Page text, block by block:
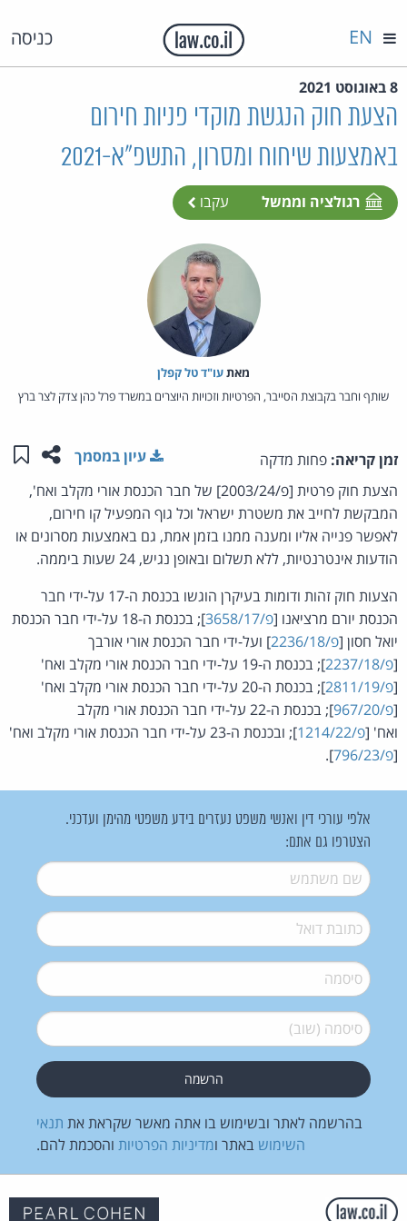
כניסה EN
8 באוגוסט 2021
הצעת חוק הנגשת מוקדי פניות חירום
באמצעות שיחוח ומסרון, התשפ"א-2021
רגולציה וממשל עקבו
מאת‏עו"ד טל קפלן
שותף וחבר בקבוצת הסייבר, הפרטיות וזכויות היוצרים במשרד פרל כהן צדק לצר ברץ
זמן קריאה: פחות מדקה שתפו
עיון במסמך
הצעת חוק פרטית [פ/2003/24] של חבר הכנסת אורי מקלב ואח',
המבקשת לחייב את משטרת ישראל וכל גוף המפעיל קו חירום,
לאפשר פנייה אליו ומענה ממנו בזמן אמת, גם באמצעות מסרונים או
הודעות אינטרנטיות, ללא תשלום ובאופן נגיש, 24 שעות ביממה.
הצעות חוק זהות ודומות בעיקרן הוגשו בכנסת ה-17 על-ידי חבר
הכנסת יורם מרציאנו [פ/3658/17
]; בכנסת ה-18 על-ידי חבר הכנסת
יואל חסון [פ/2236/18
] ועל-ידי חבר הכנסת אורי אורבך
[פ/2237/18
]; בכנסת ה-19 על-ידי חבר הכנסת אורי מקלב ואח'
[פ/2811/19
]; בכנסת ה-20 על-ידי חבר הכנסת אורי מקלב ואח'
[פ/967/20
]; בכנסת ה-22 על-ידי חבר הכנסת אורי מקלב
ואח' [פ/1214/22
]; ובכנסת ה-23 על-ידי חבר הכנסת אורי מקלב ואח'
[פ/796/23 ].
אלפי עורכי דין ואנשי משפט נעזרים בידע משפטי מהימן ועדכני.
הצטרפו גם אתם:
שם משתמש*
דואל*
סיסמה*
סיסמה (שוב)*
בהרשמה לאתר ובשימוש בו אתה מאשר שקראת את תנאי
השימוש באתר ומדיניות הפרטיות והסכמת להם.